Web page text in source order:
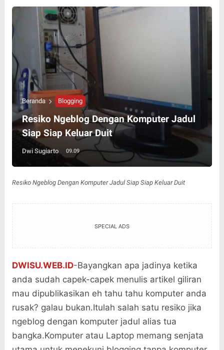
Beranda Blogging
Resiko Ngeblog Dengan Komputer Jadul
Siap Siap Keluar Duit
Dwi Sugiarto 09.09
Resiko Ngeblog Dengan Komputer Jadul Siap Siap Keluar Duit
SPECIAL ADS
DWISU.WEB.ID-Bayangkan apa jadinya ketika
anda sudah capek-capek menulis artikel giliran
mau dipublikasikan eh tahu tahu komputer anda
rusak? galau bukan.Itulah salah satu resiko jika
ngeblog dengan komputer jadul alias tua
bangka.Komputer atau Laptop memang senjata